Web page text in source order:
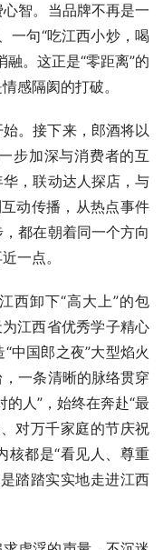
智。当品牌不再是一
一句“吃江西小炒，喝
。这正是“零距离”的
感隔阂的打破。
。接下来，郎酒将以
步加深与消费者的互
，联动达人探店，与
动传播，从热点事件
都在朝着同一个方向
一点。
西卸下“高大上”的包
江西省优秀学子精心
中国郎之夜”大型焰火
一条清晰的脉络贯穿
人”，始终在奔赴“最
对万千家庭的节庆祝
核都是“看见人、尊重
踏踏实实地走进江西